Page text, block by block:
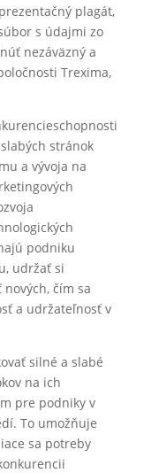
plagát,
s údajmi zo
nezáväzný a
Trexima,
stránok
a vývoja na
podniku
udržať si
čím sa
a udržateľnosť v
silné a slabé
na ich
pre podniky v
To umožňuje
sa potreby